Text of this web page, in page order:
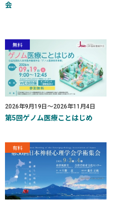
会
無料
2026年9月19日 ～2026年11月4日
第5回ゲノム医療ことはじめ
有料